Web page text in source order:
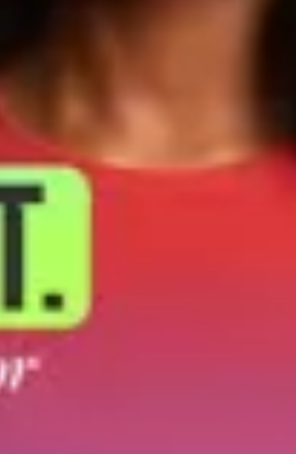
und Bildungsvideos und mehr!